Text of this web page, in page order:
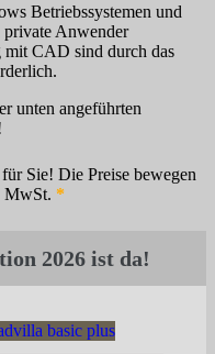
Betriebssystemen und
Anwender
CAD sind durch das
unten angeführten
Sie! Die Preise bewegen
MwSt. *